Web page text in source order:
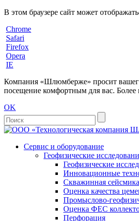
В этом браузере сайт может
Chrome
Safari
Firefox
Opera
IE
Компания «Шлюмберже» просит вашего
посещение комфортным для вас.
OK
Сервис и оборудование
Геофизические
Геофизические
Инновационные
Скважинная сейсмика
Оценка качества
Промыслово-
Оценка ФЕС
Перфорация